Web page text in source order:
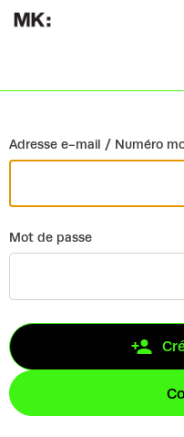
Adresse e-mail / Numéro
Mot de passe